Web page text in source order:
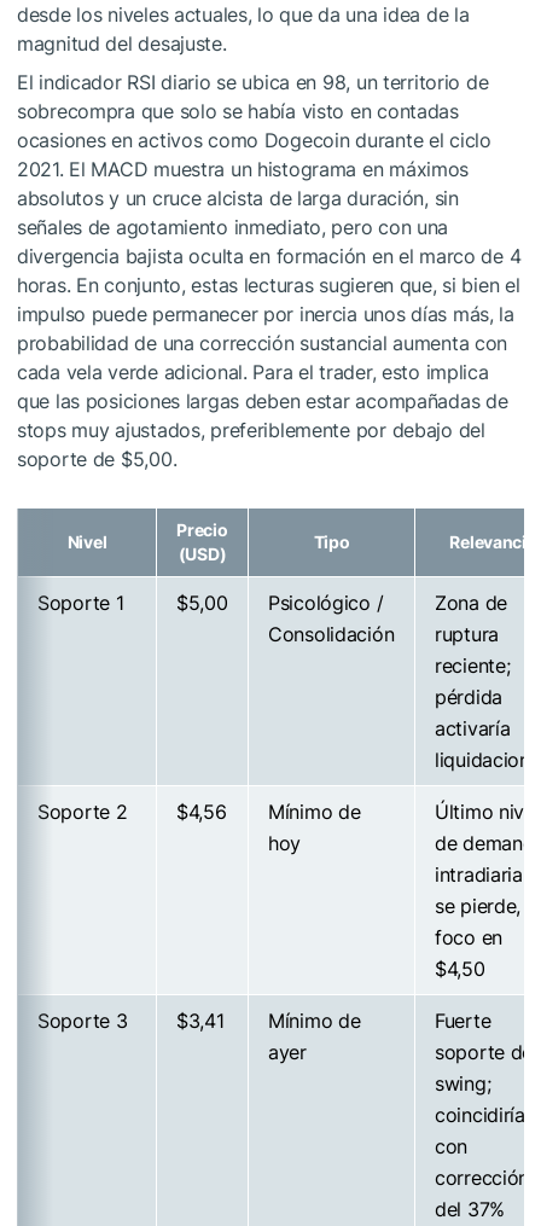
desde los niveles actuales, lo que da una idea de la
magnitud del desajuste.
El indicador RSI diario se ubica en 98, un territorio de
sobrecompra que solo se había visto en contadas
ocasiones en activos como Dogecoin durante el ciclo
2021. El MACD muestra un histograma en máximos
absolutos y un cruce alcista de larga duración, sin
señales de agotamiento inmediato, pero con una
divergencia bajista oculta en formación en el marco de 4
horas. En conjunto, estas lecturas sugieren que, si bien el
impulso puede permanecer por inercia unos días más, la
probabilidad de una corrección sustancial aumenta con
cada vela verde adicional. Para el trader, esto implica
que las posiciones largas deben estar acompañadas de
stops muy ajustados, preferiblemente por debajo del
soporte de $5,00.
Nivel
Precio
(USD)
Tipo Relevancia
Soporte 1 $5,00
Psicológico /
Consolidación
Zona de
ruptura
reciente;
pérdida
activaría
Soporte 2 $4,56
Mínimo de
hoy
Último nivel
de
intradiaria;
se pierde,
foco en
$4,50
Soporte 3 $3,41
Mínimo de
ayer
Fuerte
soporte de
swing;
coincidiría
con
corrección
del 37%